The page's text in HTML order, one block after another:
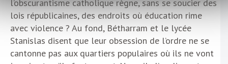
l’obscurantisme catholique règne, sans se soucier des
lois républicaines, des endroits où éducation rime
avec violence ? Au fond, Bétharram et le lycée
Stanislas disent que leur obsession de l’ordre ne se
cantonne pas aux quartiers populaires où ils ne vont